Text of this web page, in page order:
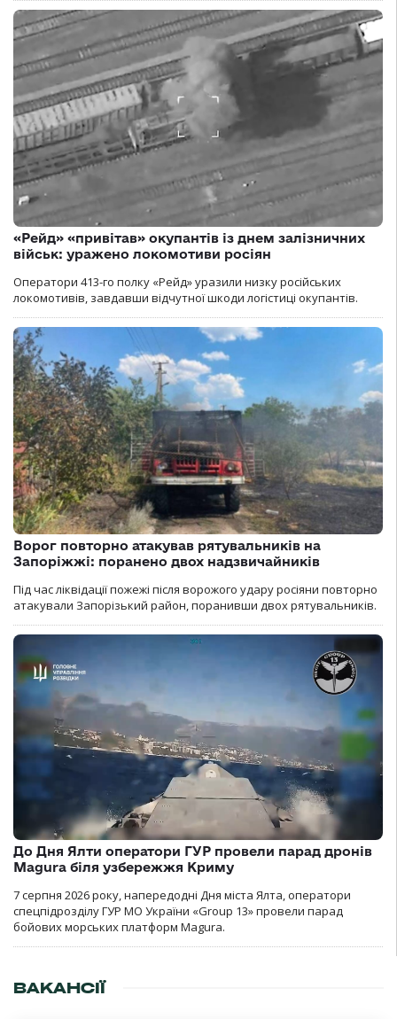
«Рейд» «привітав» окупантів із днем залізничних
військ: уражено локомотиви росіян
Оператори 413-го полку «Рейд» уразили низку російських
локомотивів, завдавши відчутної шкоди логістиці окупантів.
Ворог повторно атакував рятувальників на
Запоріжжі: поранено двох надзвичайників
Під час ліквідації пожежі після ворожого удару росіяни повторно
атакували Запорізький район, поранивши двох рятувальників.
До Дня Ялти оператори ГУР провели парад дронів
Magura біля узбережжя Криму
7 серпня 2026 року, напередодні Дня міста Ялта, оператори
спецпідрозділу ГУР МО України «Group 13» провели парад
бойових морських платформ Magura.
ВАКАНСІЇ